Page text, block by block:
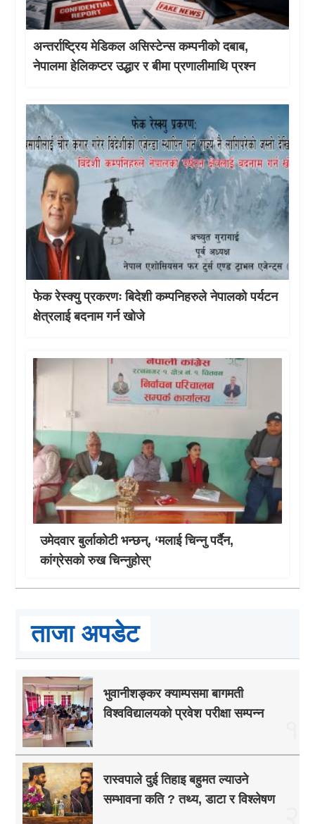
अन्तर्राष्ट्रिय मेडिकल असिस्टेन्स कम्पनीको दबाब,
नेपालमा हेलिकप्टर उद्धार र बीमा प्रणालीमाथि प्रश्न
फेक रेस्क्यु प्रकरणः बिदेशी कम्पनिहरुले नेपालको पर्यटन
क्षेत्रलाई बदनाम गर्न खोजे
उमेदवार बुर्लाकोटी भन्छन्, ‘मलाई चिन्नु पर्दैन,
कांग्रेसको रुख चिन्नुहोस्’
ताजा अपडेट
भुवानीशङ्कर क्याम्पसमा बागमती
विश्वविद्यालयको प्रवेश परीक्षा सम्पन्न
रास्वपाले दुई तिहाइ बहुमत ल्याउने
सम्भावना कति ? तथ्य, डाटा र विश्लेषण